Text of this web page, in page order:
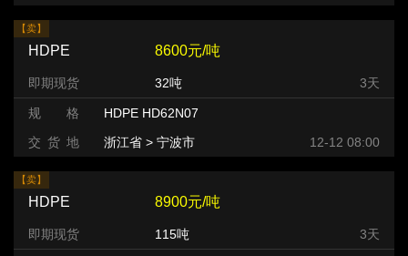
【卖】
HDPE 8600元/吨
即期现货 32吨 3天
规 格
HDPE HD62N07
交 货 地
浙江省 > 宁波市 12-12 08:00
【卖】
HDPE 8900元/吨
即期现货 115吨 3天